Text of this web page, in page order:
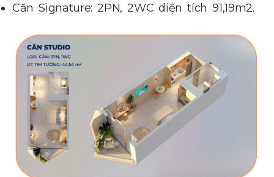
Căn Signature: 2PN, 2WC diện tích 91,19m2.